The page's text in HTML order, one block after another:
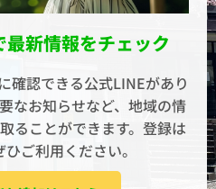
新情報をチェック
確認できる公式LINEがあり
なお知らせなど、地域の情
ることができます。登録は
ご利用ください。